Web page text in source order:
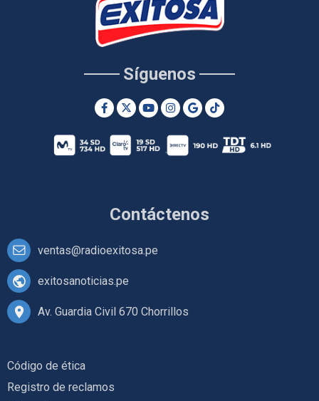
Contáctenos
ventas@radioexitosa.pe
exitosanoticias.pe
Av. Guardia Civil 670 Chorrillos
Síguenos
Código de ética
Registro de reclamos